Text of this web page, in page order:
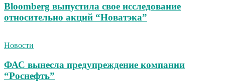
Bloomberg выпустила свое исследование
относительно акций “Новатэка”
Новости
ФАС вынесла предупреждение компании
“Роснефть”